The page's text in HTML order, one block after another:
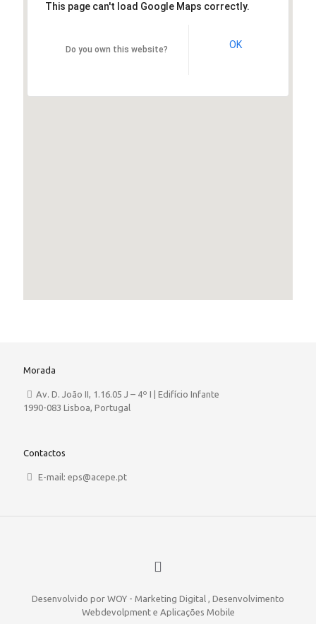
This page can't load Google Maps correctly.
Do you own this website? OK
Morada
Av. D. João II, 1.16.05 J – 4º I | Edifício Infante
1990-083 Lisboa, Portugal
Contactos
E-mail: eps@acepe.pt
Desenvolvido por WOY - Marketing Digital , Desenvolvimento
Webdevolpment e Aplicações Mobile